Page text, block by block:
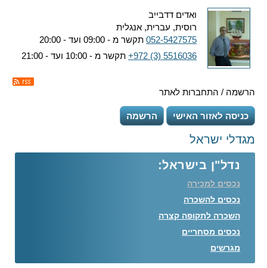
ואדים דדבייב
רוסית, עברית, אנגלית
052-5427575 תקשר מ - 09:00 ועד - 20:00
+972 (3) 5516036 תקשר מ - 10:00 ועד - 21:00
הרשמה / התחברות לאתר
כניסה לאזור האישי הרשמה
מגדלי ישראל
נדל"ן בישראל:
נכסים למכירה
נכסים להשכרה
השכרה לתקופה קצרה
נכסים מסחריים
מגרשים